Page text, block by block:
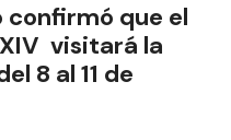
confirmó que el
visitará la
8 al 11 de